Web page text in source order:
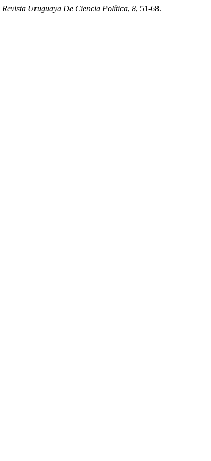
Revista Uruguaya De Ciencia Política, 8, 51-68.